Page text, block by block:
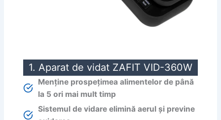
1. Aparat de vidat ZAFIT VID-360W
Menține prospețimea alimentelor de până
la 5 ori mai mult timp
Sistemul de vidare elimină aerul și previne